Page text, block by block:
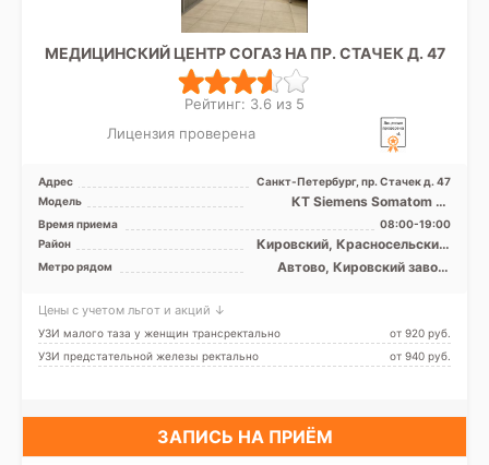
МЕДИЦИНСКИЙ ЦЕНТР СОГАЗ НА ПР. СТАЧЕК Д. 47
Рейтинг: 3.6 из 5
Лицензия проверена
Адрес
Санкт-Петербург, пр. Стачек д. 47
Модель
КТ Siemens Somatom 16
срезов, УЗИ
Время приема
08:00-19:00
Район
Кировский, Красносельский,
Московский
Метро рядом
Автово, Кировский завод,
Цены с учетом льгот и акций ↓
УЗИ малого таза у женщин трансректально
от 920 pуб.
УЗИ предстательной железы ректально
от 940 pуб.
ЗАПИСЬ НА ПРИЁМ